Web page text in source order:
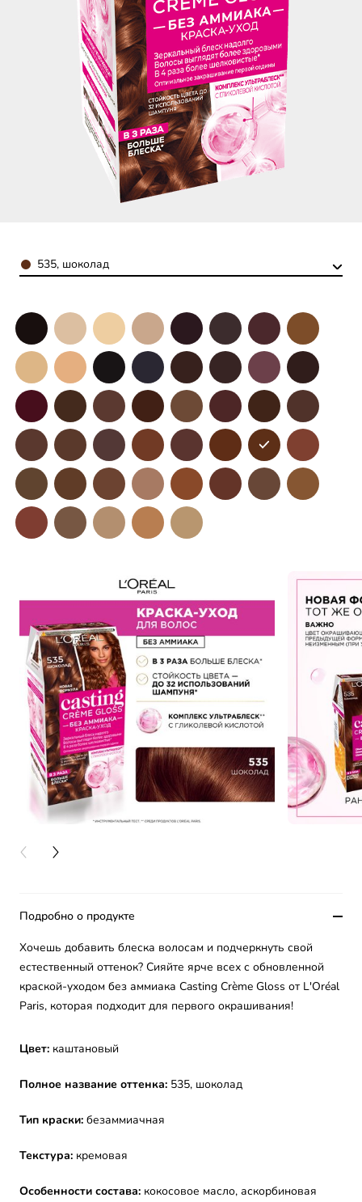
Color535, шоколад
PREVIOUS CARD
NEXT CARD
Подробно о продукте
Хочешь добавить блеска волосам и подчеркнуть свой
естественный оттенок? Сияйте ярче всех с обновленной
краской-уходом без аммиака Casting Crème Gloss от L'Oréal
Paris, которая подходит для первого окрашивания!
Цвет: каштановый
Полное название оттенка: 535, шоколад
Тип краски: безаммиачная
Текстура: кремовая
Особенности состава: кокосовое масло, аскорбиновая